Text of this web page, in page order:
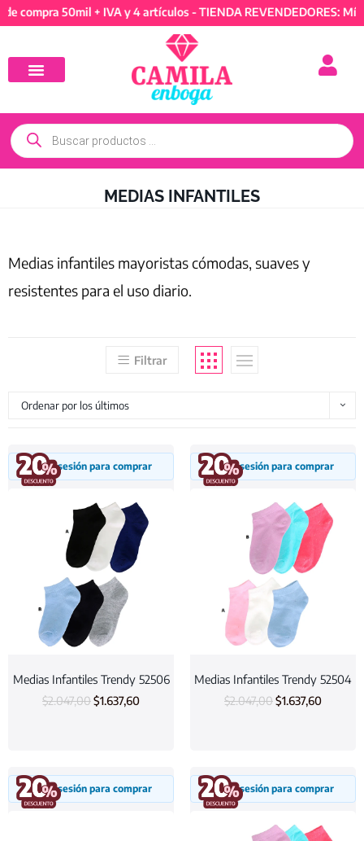
50mil + IVA y 4 artículos - TIENDA REVENDEDORES:
MEDIAS INFANTILES
Medias infantiles mayoristas cómodas, suaves y
resistentes para el uso diario.
Filtrar
Ordenar por los últimos
Inicia sesión para comprar
Medias Infantiles Trendy 52506
$2.047,00$1.637,60
Inicia sesión para comprar
Medias Infantiles Trendy 52504
$2.047,00$1.637,60
Inicia sesión para comprar Inicia sesión para comprar